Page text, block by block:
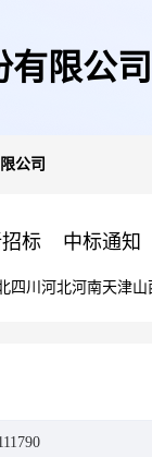
限公司
公司
标 中标通知
四川 河北河南天津山